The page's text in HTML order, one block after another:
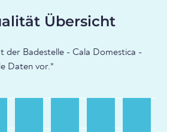
Übersicht
der Badestelle - Cala Domestica -
Daten vor.*